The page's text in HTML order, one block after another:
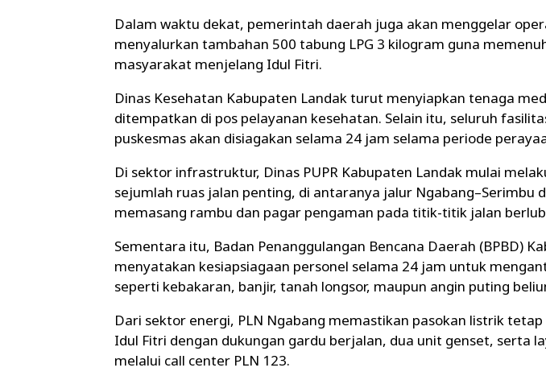
Dalam waktu dekat, pemerintah daerah juga akan menggelar
menyalurkan tambahan 500 tabung LPG 3 kilogram guna
masyarakat menjelang Idul Fitri.
Dinas Kesehatan Kabupaten Landak turut menyiapkan tenaga
ditempatkan di pos pelayanan kesehatan. Selain itu, seluruh
puskesmas akan disiagakan selama 24 jam selama periode
Di sektor infrastruktur, Dinas PUPR Kabupaten Landak mulai
sejumlah ruas jalan penting, di antaranya jalur Ngabang–Serimbu
memasang rambu dan pagar pengaman pada titik-titik jalan
Sementara itu, Badan Penanggulangan Bencana Daerah (BPBD)
menyatakan kesiapsiagaan personel selama 24 jam untuk
seperti kebakaran, banjir, tanah longsor, maupun angin puting
Dari sektor energi, PLN Ngabang memastikan pasokan listrik
Idul Fitri dengan dukungan gardu berjalan, dua unit genset, serta
melalui call center PLN 123.